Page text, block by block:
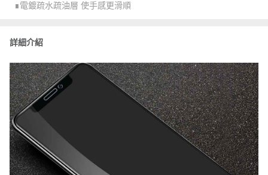
∎電鍍疏水疏油層 使手感更滑順
詳細介紹